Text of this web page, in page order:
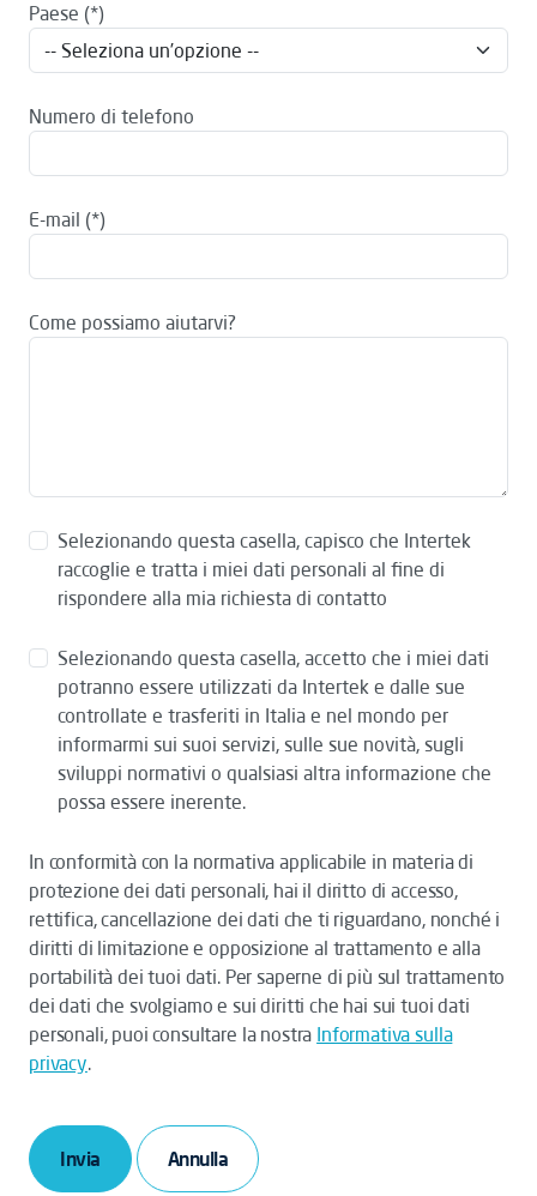
Paese
Numero di telefono
E-mail
Come possiamo aiutarvi?
Selezionando questa casella, capisco che Intertek
raccoglie e tratta i miei dati personali al fine di
rispondere alla mia richiesta di contatto
Selezionando questa casella, accetto che i miei dati
potranno essere utilizzati da Intertek e dalle sue
controllate e trasferiti in Italia e nel mondo per
informarmi sui suoi servizi, sulle sue novità, sugli
sviluppi normativi o qualsiasi altra informazione che
possa essere inerente.
In conformità con la normativa applicabile in materia di
protezione dei dati personali, hai il diritto di accesso,
rettifica, cancellazione dei dati che ti riguardano, nonché i
diritti di limitazione e opposizione al trattamento e alla
portabilità dei tuoi dati. Per saperne di più sul trattamento
dei dati che svolgiamo e sui diritti che hai sui tuoi dati
personali, puoi consultare la nostra Informativa sulla
privacy.
Invia